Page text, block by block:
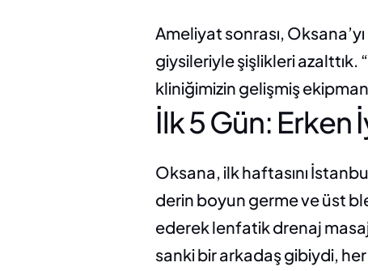
Ameliyat sonrası,
giysileriyle şişlikleri azalttık.
kliniğimizin gelişmiş
İlk 5 Gün: Erken
Oksana, ilk haftasını
derin boyun germe ve üst
ederek lenfatik drenaj
sanki bir arkadaş gibiydi,